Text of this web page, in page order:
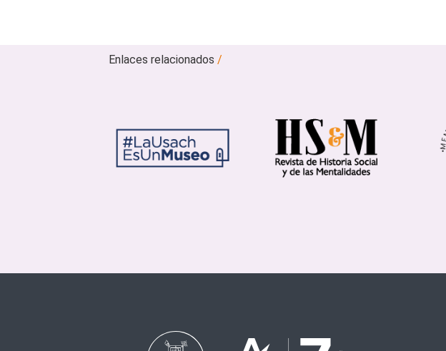
Enlaces relacionados/